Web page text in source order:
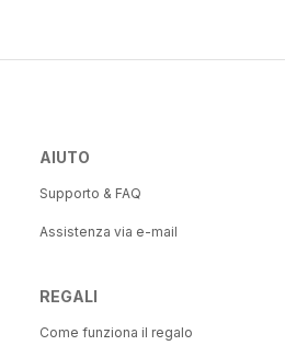
AIUTO
Supporto & FAQ
Assistenza via e-mail
REGALI
Come funziona il regalo